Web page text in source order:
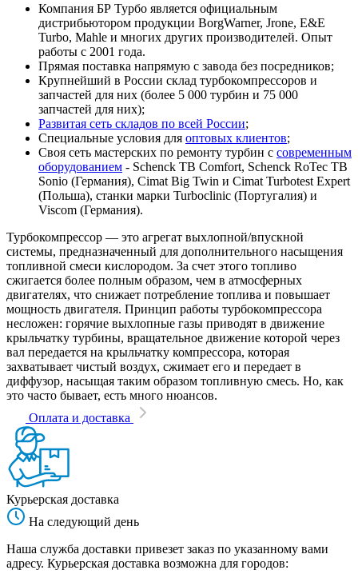
Компания БР Турбо является официальным
дистрибьютором продукции BorgWarner, Jrone, E&E
Turbo, Mahle и многих других производителей. Опыт
работы с 2001 года.
Прямая поставка напрямую с завода без посредников;
Крупнейший в России склад турбокомпрессоров и
запчастей для них (более 5 000 турбин и 75 000
запчастей для них);
Развитая сеть складов по всей России;
Специальные условия для оптовых клиентов;
Своя сеть мастерских по ремонту турбин с современным
оборудованием - Schenck TB Comfort, Schenck RoTec TB
Sonio (Германия), Cimat Big Twin и Cimat Turbotest Expert
(Польша), станки марки Turboclinic (Португалия) и
Viscom (Германия).
Турбокомпрессор — это агрегат выхлопной/впускной
системы, предназначенный для дополнительного насыщения
топливной смеси кислородом. За счет этого топливо
сжигается более полным образом, чем в атмосферных
двигателях, что снижает потребление топлива и повышает
мощность двигателя. Принцип работы турбокомпрессора
несложен: горячие выхлопные газы приводят в движение
крыльчатку турбины, вращательное движение которой через
вал передается на крыльчатку компрессора, которая
захватывает чистый воздух, сжимает его и передает в
диффузор, насыщая таким образом топливную смесь. Но, как
это часто бывает, есть много нюансов.
Оплата и доставка
Курьерская доставка
На следующий день
Наша служба доставки привезет заказ по указанному вами
адресу. Курьерская доставка возможна для городов: